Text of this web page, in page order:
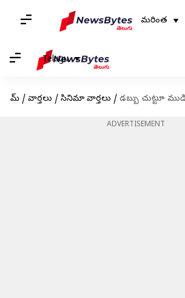
మరింత
Telugu
హోమ్ / వార్తలు / సినిమా వార్తలు / డబ్బు చుట్టూ ముడిపడిన
ADVERTISEMENT